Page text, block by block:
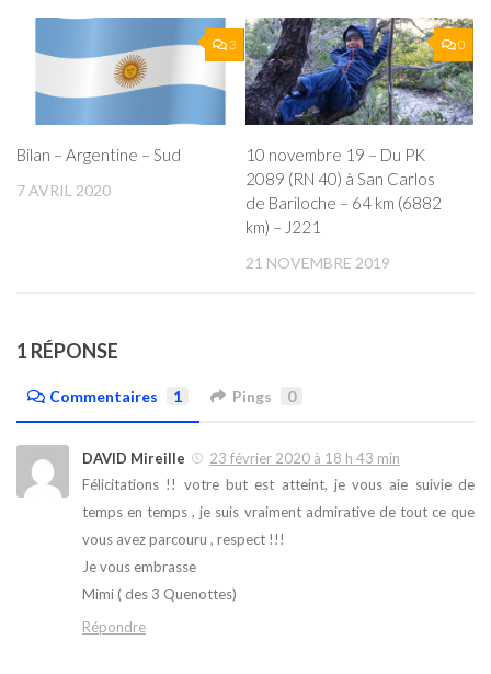
3
Bilan – Argentine – Sud
7 AVRIL 2020
0
10 novembre 19 – Du PK
2089 (RN 40) à San Carlos
de Bariloche – 64 km (6882
km) – J221
21 NOVEMBRE 2019
1 RÉPONSE
Commentaires 1 Pings 0
DAVID Mireille
23 février 2020 à 18 h 43 min
Félicitations !! votre but est atteint, je vous aie suivie de
temps en temps , je suis vraiment admirative de tout ce que
vous avez parcouru , respect !!!
Je vous embrasse
Mimi ( des 3 Quenottes)
Répondre